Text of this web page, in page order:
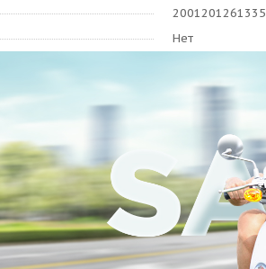
2001201261335
Нет